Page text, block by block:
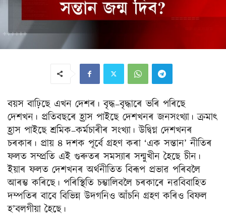
বয়স বাঢ়িছে এখন দেশৰ। বৃদ্ধ–বৃদ্ধাৰে ভৰি পৰিছে
দেশখন। প্ৰতিবছৰে হ্ৰাস পাইছে দেশখনৰ জনসংখ্যা। ক্ৰমাৎ
হ্ৰাস পাইছে শ্ৰমিক–কৰ্মচাৰীৰ সংখ্যা। উদ্বিগ্ন দেশখনৰ
চৰকাৰ। প্ৰায় ৪ দশক পূৰ্বে গ্ৰহণ কৰা ‘এক সন্তান’ নীতিৰ
ফলত সম্প্ৰতি এই গুৰুতৰ সমস্যাৰ সন্মুখীন হৈছে চীন।
ইয়াৰ ফলত দেশখনৰ অৰ্থনীতিত বিৰূপ প্ৰভাৱ পৰিবলৈ
আৰম্ভ কৰিছে। পৰিস্থিতি চম্ভালিবলৈ চৰকাৰে নৱবিবাহিত
দম্পতিৰ বাবে বিভিন্ন উদগনিও আঁচনি গ্ৰহণ কৰিও বিফল
হ’বলগীয়া হৈছে।